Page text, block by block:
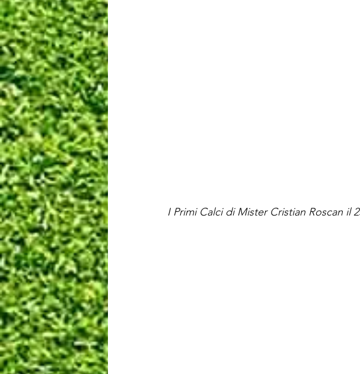
I Primi Calci di Mister Cristian Roscan il